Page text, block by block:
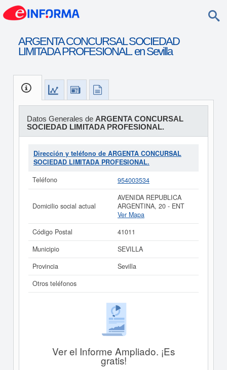
ARGENTA CONCURSAL SOCIEDAD
LIMITADA PROFESIONAL. en Sevilla
Datos Generales de ARGENTA CONCURSAL
SOCIEDAD LIMITADA PROFESIONAL.
Dirección y teléfono de ARGENTA CONCURSAL
SOCIEDAD LIMITADA PROFESIONAL.
Teléfono
954003534
Domicilio social actual
AVENIDA REPUBLICA
ARGENTINA, 20 - ENT
Ver Mapa
Código Postal
41011
Municipio
SEVILLA
Provincia
Sevilla
Otros teléfonos
Ver el Informe Ampliado. ¡Es
gratis!